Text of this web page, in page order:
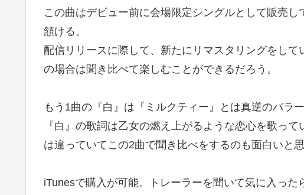
この曲はデビュー前に会場限定シングルとして販売
頷ける。
配信リリースに際して、新たにリマスタリングをし
の場合は聞き比べて楽しむことができるだろう。
もう1曲の『白』は『ミルクティー』とは真逆のバラー
『白』の歌詞は乙女の燃え上がるような恋心を歌っ
は違っていてこの2曲で聞き比べをするのも面白いと思
iTunesで購入が可能。トレーラーを聞いて気に入った